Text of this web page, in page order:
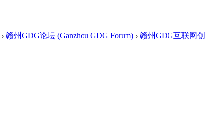
› 赣州GDG论坛 (Ganzhou GDG Forum) › 赣州GDG互联网创